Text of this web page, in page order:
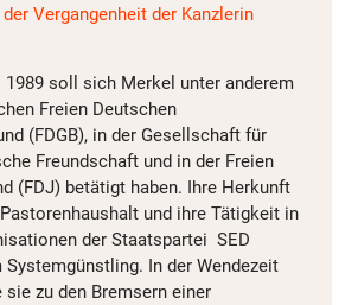
Vergangenheit der Kanzlerin
1989 soll sich Merkel unter anderem
Freien Deutschen
(FDGB), in der Gesellschaft für
Freundschaft und in der Freien
(FDJ) betätigt haben. Ihre Herkunft
und ihre Tätigkeit in
der Staatspartei SED
In der Wendezeit
sie zu den Bremsern einer